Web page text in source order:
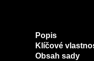
Popis
Klíčové
Obsah sady